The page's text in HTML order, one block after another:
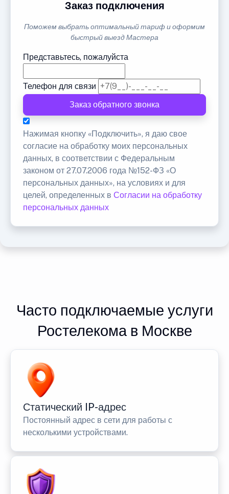
Заказ подключения
Поможем выбрать оптимальный тариф и оформим
быстрый выезд Мастера
Представьтесь, пожалуйста
Телефон для связи
Заказ обратного звонка
Нажимая кнопку «Подключить», я даю свое
согласие на обработку моих персональных
данных, в соответствии с Федеральным
законом от 27.07.2006 года №152-ФЗ «О
персональных данных», на условиях и для
целей, определенных в Согласии на обработку
персональных данных
Часто подключаемые услуги
Ростелекома в Москве
Статический IP-адрес
Постоянный адрес в сети для работы с
несколькими устройствами.